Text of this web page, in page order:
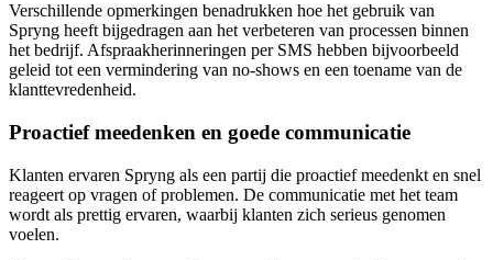
Verschillende opmerkingen benadrukken hoe het gebruik van
Spryng heeft bijgedragen aan het verbeteren van processen binnen
het bedrijf. Afspraakherinneringen per SMS hebben bijvoorbeeld
geleid tot een vermindering van no-shows en een toename van de
klanttevredenheid.
Proactief meedenken en goede communicatie
Klanten ervaren Spryng als een partij die proactief meedenkt en snel
reageert op vragen of problemen. De communicatie met het team
wordt als prettig ervaren, waarbij klanten zich serieus genomen
voelen.